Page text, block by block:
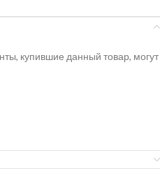
купившие данный товар, могут